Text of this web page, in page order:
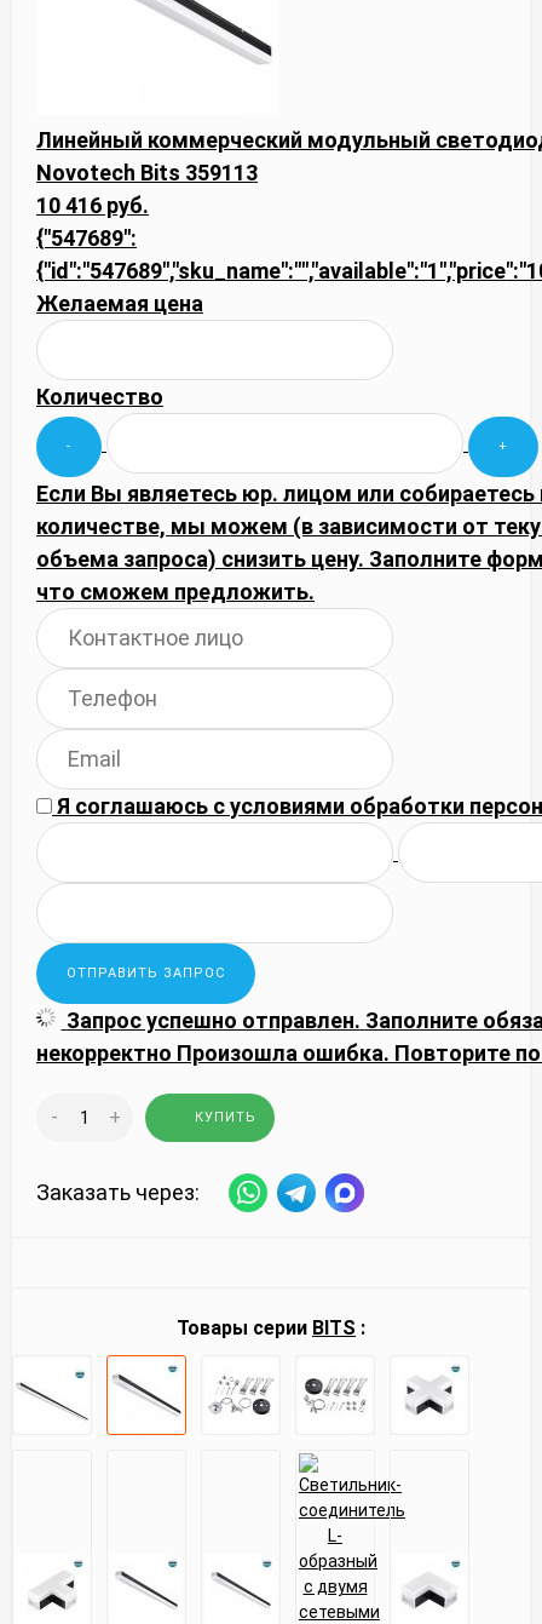
Линейный коммерческий модульный
Novotech Bits 359113
10 416 руб.
{"547689":
Желаемая цена
Количество
Если Вы являетесь юр. лицом или
количестве, мы можем (в зависимости от
объема запроса) снизить цену. Заполните
что сможем предложить.
Я соглашаюсь сусловиями обработки
Запрос успешно отправлен. Заполните
некорректно Произошла ошибка. Повторите
- + КУПИТЬ
Заказать через:
Товары серии BITS :